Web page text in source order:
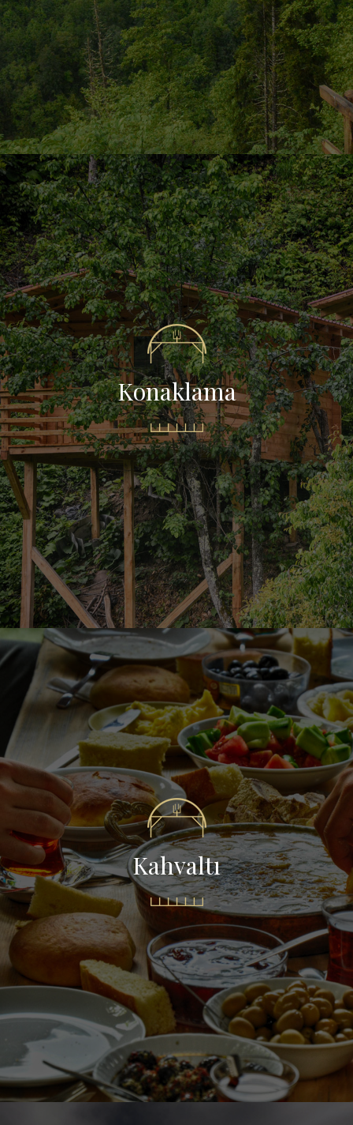
Konaklama
Kahvaltı